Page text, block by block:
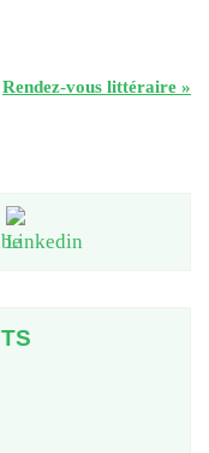
Rendez-vous littéraire »